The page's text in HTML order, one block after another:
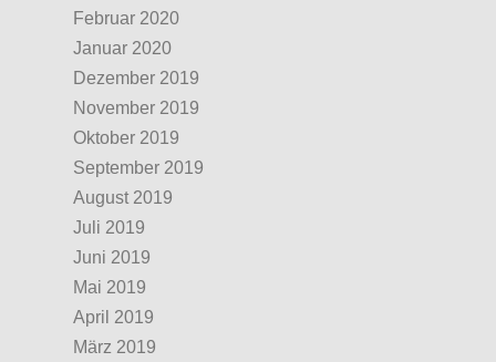
Februar 2020
Januar 2020
Dezember 2019
November 2019
Oktober 2019
September 2019
August 2019
Juli 2019
Juni 2019
Mai 2019
April 2019
März 2019